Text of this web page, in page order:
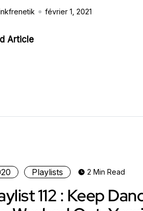
février 1, 2021
Article
Playlists 2 Min Read
112 : Keep